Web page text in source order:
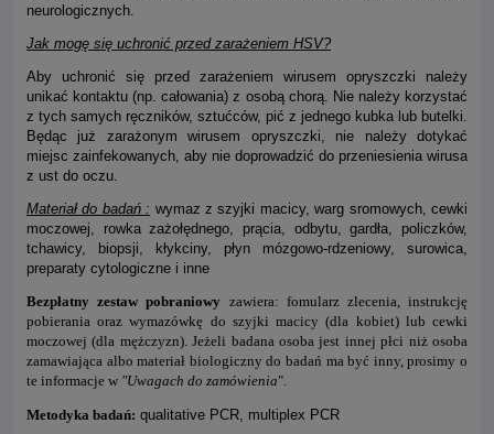
neurologicznych.
Jak mogę się uchronić przed zarażeniem HSV?
Aby uchronić się przed zarażeniem wirusem opryszczki należy
unikać kontaktu (np. całowania) z osobą chorą. Nie należy korzystać
z tych samych ręczników, sztućców, pić z jednego kubka lub butelki.
Będąc już zarażonym wirusem opryszczki, nie należy dotykać
miejsc zainfekowanych, aby nie doprowadzić do przeniesienia wirusa
z ust do oczu.
Materiał do badań : wymaz z szyjki macicy, warg sromowych, cewki
moczowej, rowka zażołędnego, prącia, odbytu, gardła, policzków,
tchawicy, biopsji, kłykciny, płyn mózgowo-rdzeniowy, surowica,
preparaty cytologiczne i inne
Bezpłatny zestaw pobraniowy zawiera: fomularz zlecenia, instrukcję
pobierania oraz wymazówkę do szyjki macicy (dla kobiet) lub cewki
moczowej (dla mężczyzn). Jeżeli badana osoba jest innej płci niż osoba
zamawiająca albo materiał biologiczny do badań ma być inny, prosimy o
te informacje w "Uwagach do zamówienia".
Metodyka badań: qualitative PCR, multiplex PCR